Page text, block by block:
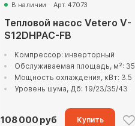
В наличии Арт. 47073
Тепловой насос Vetero V-
S12DHPAC-FB
Компрессор: инверторный
Обслуживаемая площадь, м²: 35
Мощность охлаждения, кВт: 3.5
Уровень шума, Дб: 19/23/35/43
108 000 руб Купить